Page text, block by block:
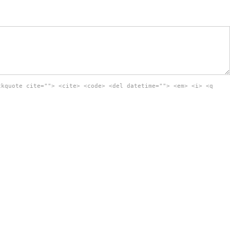
cite=""> <cite> <code> <del datetime=""> <em> <i> <q